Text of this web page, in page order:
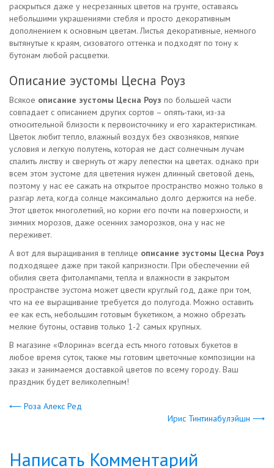
раскрыться даже у несрезанных цветов на грунте, оставаясь
небольшими украшениями стебля и просто декоративным
дополнением к основным цветам. Листья декоративные, немного
вытянутые к краям, сизоватого оттенка и подходят по тону к
бутонам любой расцветки.
Описание эустомы Цесна Роуз
Всякое описание эустомы Цесна Роуз по большей части
совпадает с описанием других сортов – опять-таки, из-за
относительной близости к первоисточнику и его характеристикам.
Цветок любит тепло, влажный воздух без сквозняков, мягкие
условия и легкую полутень, которая не даст солнечным лучам
спалить листву и свернуть от жару лепестки на цветах. однако при
всем этом эустоме для цветения нужен длинный световой день,
поэтому у нас ее сажать на открытое пространство можно только в
разгар лета, когда солнце максимально долго держится на небе.
Этот цветок многолетний, но корни его почти на поверхности, и
зимних морозов, даже осенних заморозков, она у нас не
переживет.
А вот для выращивания в теплице описание эустомы Цесна Роуз
подходящее даже при такой капризности. При обеспечении ей
обилия света фитолампами, тепла и влажности в закрытом
пространстве эустома может цвести круглый год, даже при том,
что на ее выращивание требуется до полугода. Можно оставить
ее как есть, небольшим готовым букетиком, а можно обрезать
мелкие бутоны, оставив только 1-2 самых крупных.
В магазине «Флорина» всегда есть много готовых букетов в
любое время суток, также мы готовим цветочные композиции на
заказ и занимаемся доставкой цветов по всему городу. Ваш
праздник будет великолепным!
⟵ Роза Алекс Ред
Ирис Тинтинабулэйшн ⟶
Написать Комментарий